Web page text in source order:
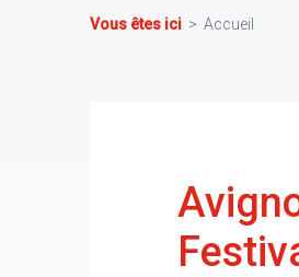
Vous êtes ici Accueil